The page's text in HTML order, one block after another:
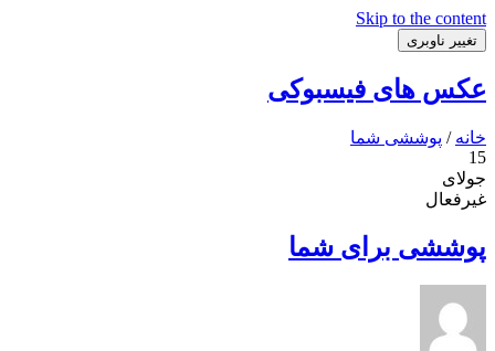
Skip to the content
تغییر ناوبری
عکس های فیسبوکی
خانه / پوششی شما
15
جولای
غیرفعال
پوششی برای شما